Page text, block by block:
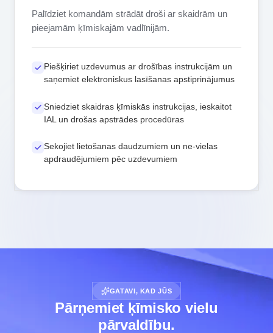
Palīdziet komandām strādāt droši ar skaidrām un
pieejamām ķīmiskajām vadlīnijām.
Piešķiriet uzdevumus ar drošības instrukcijām un
saņemiet elektroniskus lasīšanas apstiprinājumus
Sniedziet skaidras ķīmiskās instrukcijas, ieskaitot
IAL un drošas apstrādes procedūras
Sekojiet lietošanas daudzumiem un ne-vielas
apdraudējumiem pēc uzdevumiem
GATAVI, KAD JŪS
Pārņemiet ķīmisko vielu
pārvaldību.